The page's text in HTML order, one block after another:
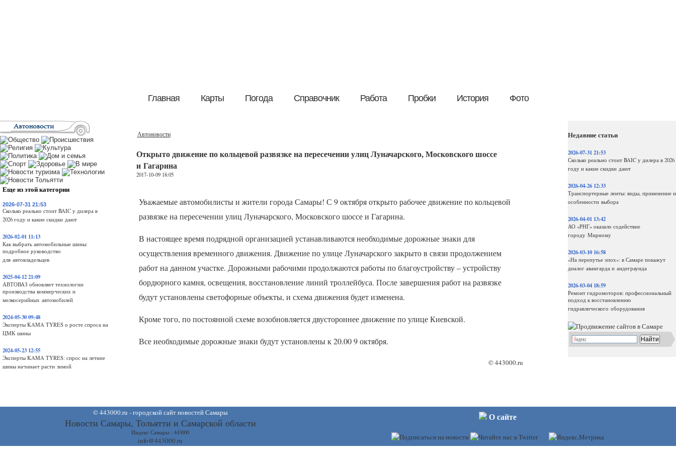
Главная Карты Погода Справочник Работа Пробки История Фото
Еще из этой категории
2026-07-31 21:53
Сколько реально стоит BAIC у дилера в
2026 году и какие скидки дают
2026-02-01 11:13
Как выбрать автомобильные шины:
подробное руководство
для автовладельцев
2025-04-12 21:09
АВТОВАЗ обновляет технологии
производства коммерческих и
мелкосерийных автомобилей
2024-05-30 09:48
Эксперты KAMA TYRES о росте спроса на
ЦМК шины
2024-05-23 12:55
Эксперты KAMA TYRES: спрос на летние
шины начинает расти зимой
Недавние статьи
2026-07-31 21:53
Сколько реально стоит BAIC у дилера в 2026
году и какие скидки дают
2026-04-26 12:33
Транспортерные ленты: виды, применение и
особенности выбора
2026-04-01 13:42
АО «РНГ» оказало содействие
городу Мирному
2026-03-10 16:58
«На перепутье эпох»: в Самаре покажут
диалог авангарда и андеграунда
2026-03-04 18:59
Ремонт гидромоторов: профессиональный
подход к восстановлению
гидравлического оборудования
Автоновости
Открыто движение по кольцевой развязке на пересечении улиц Луначарского, Московского шоссе
и Гагарина
2017-10-09 18:05
Уважаемые автомобилисты и жители города Самары! С 9 октября открыто рабочее движение по кольцевой
развязке на пересечении улиц Луначарского, Московского шоссе и Гагарина.
В настоящее время подрядной организацией устанавливаются необходимые дорожные знаки для
осуществления временного движения. Движение по улице Луначарского закрыто в связи продолжением
работ на данном участке. Дорожными рабочими продолжаются работы по благоустройству – устройству
бордюрного камня, освещения, восстановление линий троллейбуса. После завершения работ на развязке
будут установлены светофорные объекты, и схема движения будет изменена.
Кроме того, по постоянной схеме возобновляется двустороннее движение по улице Киевской.
Все необходимые дорожные знаки будут установлены к 20.00 9 октября.
©443000.ru
©443000.ru - городской сайт новостей Самары
Новости Самары, Тольятти и Самарской области
Индекс Самары - 443000
info@443000.ru
О сайте